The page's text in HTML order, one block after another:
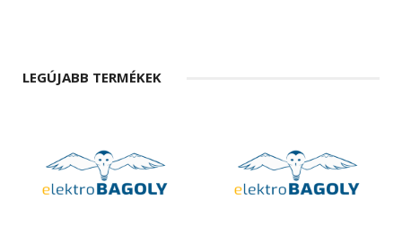
LEGÚJABB TERMÉKEK